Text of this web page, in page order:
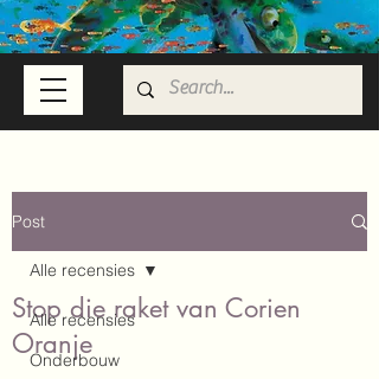
Post
Alle recensies
Onderbouw
Alle recensies
Stop die raket van Corien
Oranje